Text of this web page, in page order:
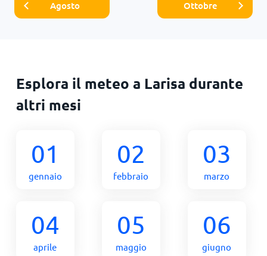
Agosto Ottobre
Esplora il meteo a Larisa durante
altri mesi
01
gennaio
02
febbraio
03
marzo
04
aprile
05
maggio
06
giugno